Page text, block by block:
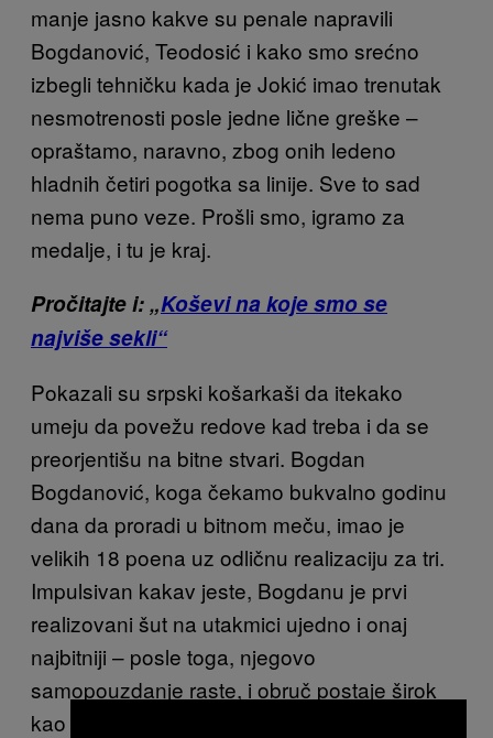
manje jasno kakve su penale napravili
Bogdanović, Teodosić i kako smo srećno
izbegli tehničku kada je Jokić imao trenutak
nesmotrenosti posle jedne lične greške –
opraštamo, naravno, zbog onih ledeno
hladnih četiri pogotka sa linije. Sve to sad
nema puno veze. Prošli smo, igramo za
medalje, i tu je kraj.
Pročitajte i: „Koševi na koje smo se
najviše sekli“
Pokazali su srpski košarkaši da itekako
umeju da povežu redove kad treba i da se
preorjentišu na bitne stvari. Bogdan
Bogdanović, koga čekamo bukvalno godinu
dana da proradi u bitnom meču, imao je
velikih 18 poena uz odličnu realizaciju za tri.
Impulsivan kakav jeste, Bogdanu je prvi
realizovani šut na utakmici ujedno i onaj
najbitniji – posle toga, njegovo
samopouzdanje raste, i obruč postaje širok
kao štalska vrata. Stefan Jović je imao par